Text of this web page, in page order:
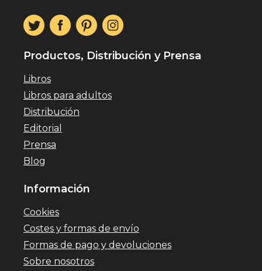
Productos, Distribución y Prensa
Libros
Libros para adultos
Distribución
Editorial
Prensa
Blog
Información
Cookies
Costes y formas de envío
Formas de pago y devoluciones
Sobre nosotros